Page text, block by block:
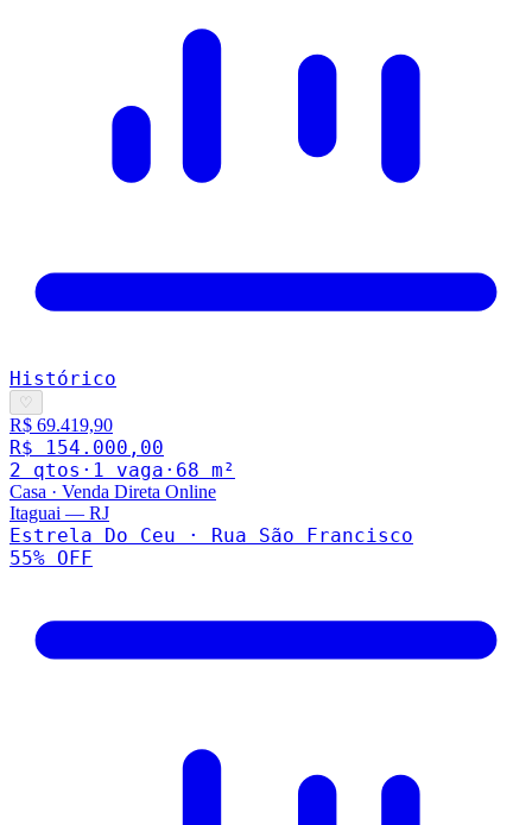
Histórico
♡
R$ 69.419,90
R$ 154.000,00
2 qtos · 1 vaga · 68 m²
Casa · Venda Direta Online
Itaguai — RJ
Estrela Do Ceu · Rua São Francisco
55% OFF